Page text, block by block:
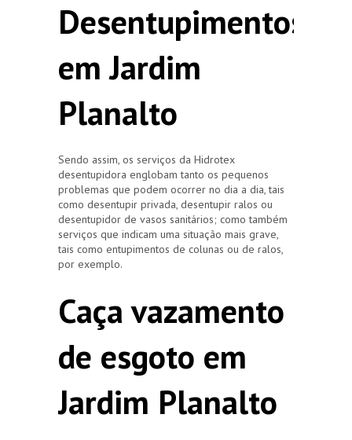
Desentupimentos
em Jardim
Planalto
Sendo assim, os serviços da Hidrotex
desentupidora englobam tanto os pequenos
problemas que podem ocorrer no dia a dia, tais
como desentupir privada, desentupir ralos ou
desentupidor de vasos sanitários; como também
serviços que indicam uma situação mais grave,
tais como entupimentos de colunas ou de ralos,
por exemplo.
Caça vazamento
de esgoto em
Jardim Planalto